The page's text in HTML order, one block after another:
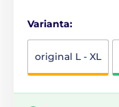
Varianta:
original L - XL